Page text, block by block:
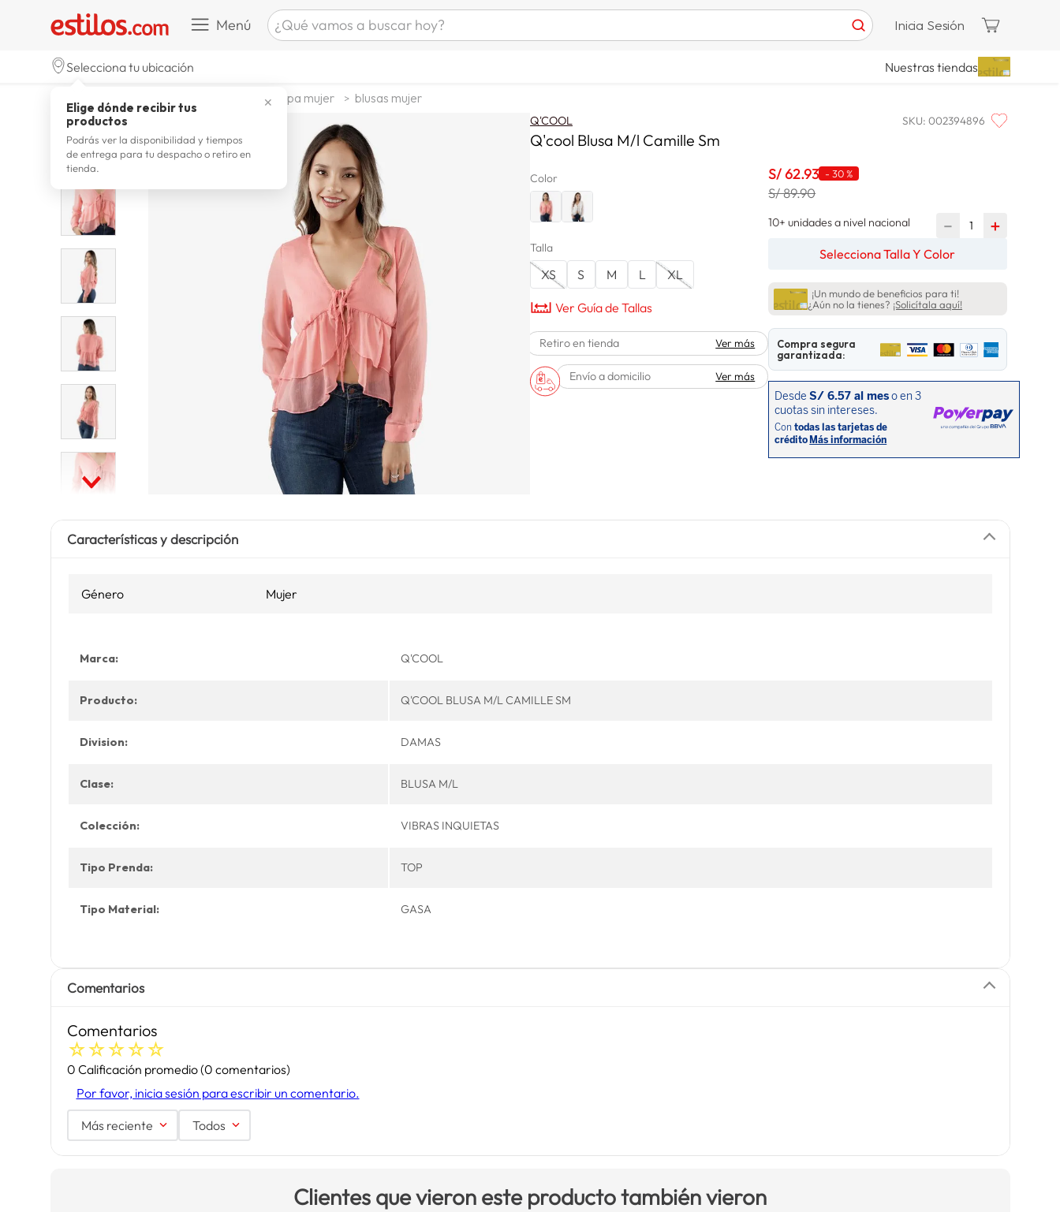
Menú ¿Qué vamos a buscar hoy?
celulares
zapatillas hombre
moda
zapatillas
tv
7 laptop
terrex
9. spiderman
10. lavadora
Inicia Sesión
Selecciona tu ubicación
✕
Elige dónde recibir tus
productos
Podrás ver la disponibilidad y tiempos
de entrega para tu despacho o retiro en
tienda.
Nuestras tiendas
ropa mujer blusas mujer
Q'COOL SKU: 002394896
Q'cool Blusa M/l Camille Sm
Color
Talla
XS S M L XL
Ver Guía de Tallas
Retiro en tienda Ver más
Envío a domicilio Ver más
S/62.93 -30 %
S/ 89.90
10+ unidades a nivel nacional ＋
－
Selecciona Talla Y Color
¡Un mundo de beneficios para ti!
¿Aún no la tienes? ¡Solicítala aquí!
Compra segura
garantizada:
Características y descripción
Género Mujer
Marca: Q'COOL
Producto: Q'COOL BLUSA M/L CAMILLE SM
Division: DAMAS
Clase: BLUSA M/L
Colección: VIBRAS INQUIETAS
Tipo Prenda: TOP
Tipo Material: GASA
Comentarios
Comentarios
☆☆☆☆☆
0 Calificación promedio(0 comentarios)
Por favor, inicia sesión para escribir un comentario.
Más reciente Todos
Clientes que vieron este producto también vieron